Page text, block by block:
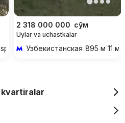
2 318 000 000 сўм
Uylar va uchastkalar
Узбекистанская 895 м 11
kvartiralar